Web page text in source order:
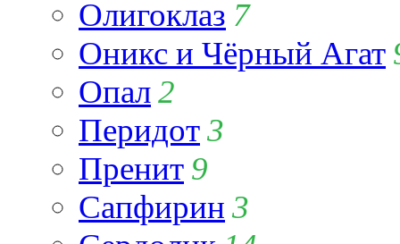
Олигоклаз 7
Оникс и Чёрный Агат
Опал2
Перидот3
Пренит 9
Сапфирин 3